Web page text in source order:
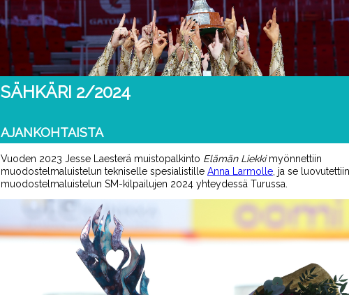
SÄHKÄRI 2/2024
AJANKOHTAISTA
Vuoden 2023 Jesse Laesterä muistopalkinto Elämän Liekkimyönnettiin
muodostelmaluistelun tekniselle spesialistille Anna Larmolle , ja se luovutettiin
muodostelmaluistelun SM-kilpailujen 2024 yhteydessä Turussa.